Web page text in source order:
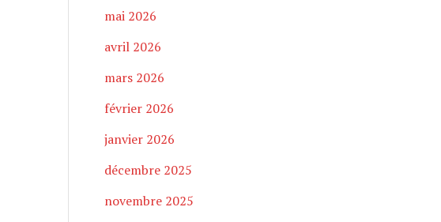
mai 2026
avril 2026
mars 2026
février 2026
janvier 2026
décembre 2025
novembre 2025